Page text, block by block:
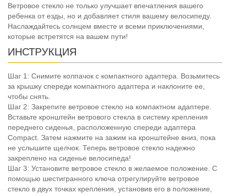
Ветровое стекло не только улучшает впечатления вашего
ребенка от езды, но и добавляет стиля вашему велосипеду.
Наслаждайтесь солнцем вместе и всеми приключениями,
которые встретятся на вашем пути!
ИНСТРУКЦИЯ
Шаг 1: Снимите колпачок с компактного адаптера. Возьмитесь
за крышку спереди компактного адаптера и наклоните ее,
чтобы снять.
Шаг 2: Закрепите ветровое стекло на компактном адаптере.
Вставьте кронштейн ветрового стекла в систему крепления
переднего сиденья, расположенную спереди адаптера
Compact. Затем нажмите на зажим на кронштейне вниз, пока
не услышите щелчок. Теперь ветровое стекло надежно
закреплено на сиденье велосипеда!
Шаг 3: Установите ветровое стекло в желаемое положение. С
помощью шестигранного ключа отрегулируйте ветровое
стекло в двух точках крепления, установив его в положение,